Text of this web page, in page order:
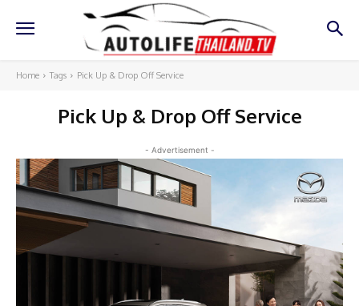
Home Tags Pick Up & Drop Off Service
Pick Up & Drop Off Service
- Advertisement -